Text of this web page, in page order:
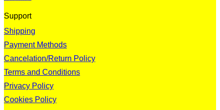
Support
Shipping
Payment Methods
Cancelation/Return Policy
Terms and Conditions
Privacy Policy
Cookies Policy